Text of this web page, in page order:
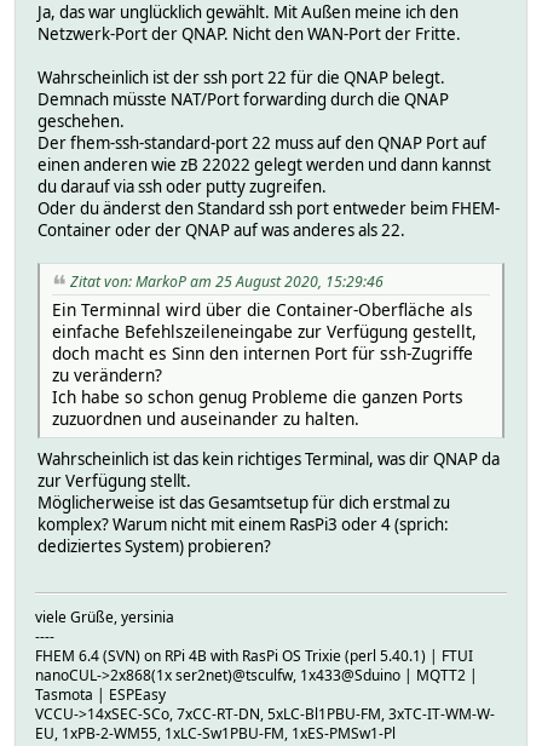
Ja, das war unglücklich gewählt. Mit Außen meine ich den
Netzwerk-Port der QNAP. Nicht den WAN-Port der Fritte.
Wahrscheinlich ist der ssh port 22 für die QNAP belegt.
Demnach müsste NAT/Port forwarding durch die QNAP
geschehen.
Der fhem-ssh-standard-port 22 muss auf den QNAP Port auf
einen anderen wie zB 22022 gelegt werden und dann kannst
du darauf via ssh oder putty zugreifen.
Oder du änderst den Standard ssh port entweder beim FHEM-
Container oder der QNAP auf was anderes als 22.
Zitat von: MarkoP am 25 August 2020, 15:29:46
Ein Terminnal wird über die Container-Oberfläche als
einfache Befehlszeileneingabe zur Verfügung gestellt,
doch macht es Sinn den internen Port für ssh-Zugriffe
zu verändern?
Ich habe so schon genug Probleme die ganzen Ports
zuzuordnen und auseinander zu halten.
Wahrscheinlich ist das kein richtiges Terminal, was dir QNAP da
zur Verfügung stellt.
Möglicherweise ist das Gesamtsetup für dich erstmal zu
komplex? Warum nicht mit einem RasPi3 oder 4 (sprich:
dediziertes System) probieren?
viele Grüße, yersinia
----
FHEM 6.4 (SVN) on RPi 4B with RasPi OS Trixie (perl 5.40.1) | FTUI
nanoCUL->2x868(1x ser2net)@tsculfw, 1x433@Sduino | MQTT2 |
Tasmota | ESPEasy
VCCU->14xSEC-SCo, 7xCC-RT-DN, 5xLC-Bl1PBU-FM, 3xTC-IT-WM-W-
EU, 1xPB-2-WM55, 1xLC-Sw1PBU-FM, 1xES-PMSw1-Pl